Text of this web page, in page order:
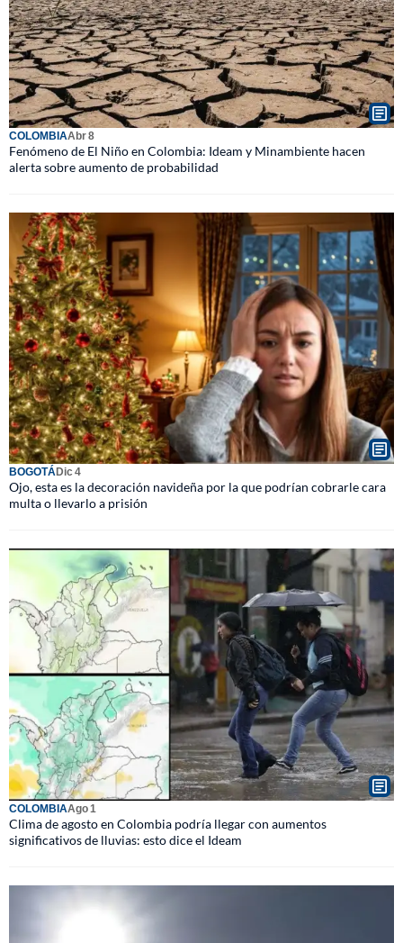
COLOMBIAAbr 8
Fenómeno de El Niño en Colombia: Ideam y Minambiente hacen
alerta sobre aumento de probabilidad
BOGOTÁDic 4
Ojo, esta es la decoración navideña por la que podrían cobrarle cara
multa o llevarlo a prisión
COLOMBIAAgo 1
Clima de agosto en Colombia podría llegar con aumentos
significativos de lluvias: esto dice el Ideam